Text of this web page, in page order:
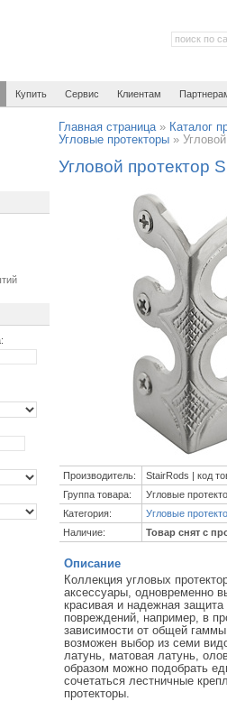
Купить Сервис Клиентам
Главная страница» Каталог
Угловые протекторы »
Угловой протектор
Производитель:
StairRods | код
Группа товара:
Угловые
Категория:
Угловые
Наличие:
Товар снят с
Описание
Коллекция угловых
аксессуары, одновременно
красивая и надежная
повреждений, например, в
зависимости от общей
возможен выбор из семи
латунь, матовая латунь,
образом можно подобрать
сочетаться лестничные
протекторы.